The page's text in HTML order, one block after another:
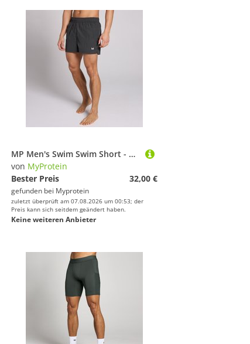
MP Men's Swim Swim Short - Washed Black - XXL
von MyProtein
Bester Preis
32,00 €
gefunden bei Myprotein
zuletzt überprüft am 07.08.2026 um 00:53; der
Preis kann sich seitdem geändert haben.
Keine weiteren Anbieter